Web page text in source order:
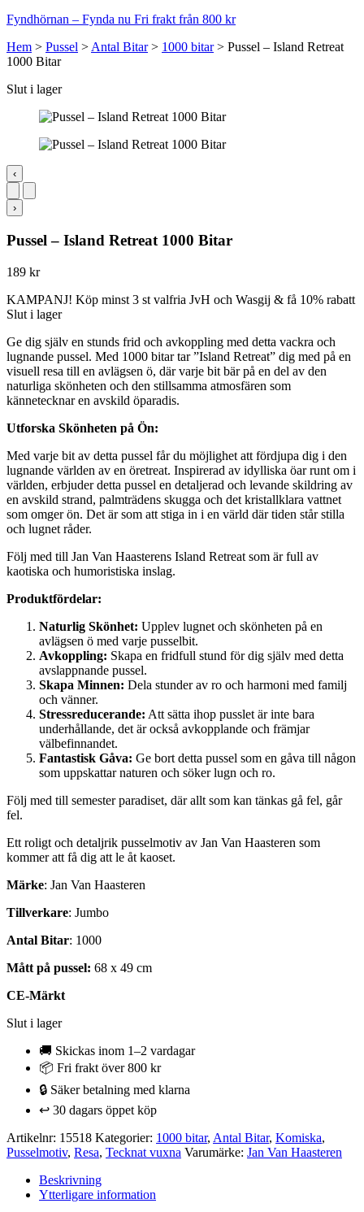
Fyndhörnan – Fynda nu Fri frakt från 800 kr
Hem > Pussel >Antal Bitar> 1000 bitar> Pussel – Island Retreat
1000 Bitar
Slut i lager
‹
›
Pussel – Island Retreat 1000 Bitar
189 kr
KAMPANJ! Köp minst 3 st valfria JvH och Wasgij & få 10% rabatt
Slut i lager
Ge dig själv en stunds frid och avkoppling med detta vackra och
lugnande pussel. Med 1000 bitar tar ”Island Retreat” dig med på en
visuell resa till en avlägsen ö, där varje bit bär på en del av den
naturliga skönheten och den stillsamma atmosfären som
kännetecknar en avskild öparadis.
Utforska Skönheten på Ön:
Med varje bit av detta pussel får du möjlighet att fördjupa dig i den
lugnande världen av en öretreat. Inspirerad av idylliska öar runt om i
världen, erbjuder detta pussel en detaljerad och levande skildring av
en avskild strand, palmträdens skugga och det kristallklara vattnet
som omger ön. Det är som att stiga in i en värld där tiden står stilla
och lugnet råder.
Följ med till Jan Van Haasterens Island Retreat som är full av
kaotiska och humoristiska inslag.
Produktfördelar:
Naturlig Skönhet: Upplev lugnet och skönheten på en
avlägsen ö med varje pusselbit.
Avkoppling: Skapa en fridfull stund för dig själv med detta
avslappnande pussel.
Skapa Minnen: Dela stunder av ro och harmoni med familj
och vänner.
Stressreducerande: Att sätta ihop pusslet är inte bara
underhållande, det är också avkopplande och främjar
välbefinnandet.
Fantastisk Gåva: Ge bort detta pussel som en gåva till någon
som uppskattar naturen och söker lugn och ro.
Följ med till semester paradiset, där allt som kan tänkas gå fel, går
fel.
Ett roligt och detaljrik pusselmotiv av Jan Van Haasteren som
kommer att få dig att le åt kaoset.
Märke: Jan Van Haasteren
Tillverkare: Jumbo
Antal Bitar: 1000
Mått på pussel: 68 x 49 cm
CE-Märkt
Slut i lager
🚚 Skickas inom 1–2 vardagar
📦 Fri frakt över 800 kr
🔒 Säker betalning med klarna
↩️ 30 dagars öppet köp
Artikelnr: 15518 Kategorier: 1000 bitar, Antal Bitar, Komiska,
Pusselmotiv, Resa, Tecknat vuxna Varumärke: Jan Van Haasteren
Beskrivning
Ytterligare information